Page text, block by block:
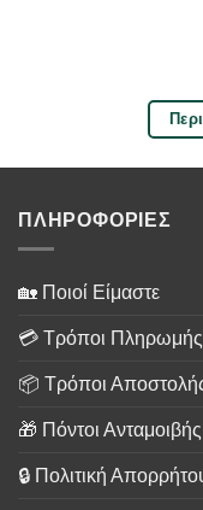
ΠΛΗΡΟΦΟΡΙΕΣ
🏡 Ποιοί Είμαστε
💳 Τρόποι Πληρωμής
📦 Τρόποι
🎁 Πόντοι
🔒 Πολιτική